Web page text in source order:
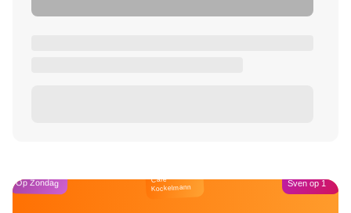
Op Zondag Café
Kockelmann Sven op 1